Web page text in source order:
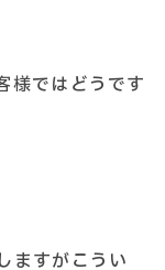
様ではどうです
ますがこうい